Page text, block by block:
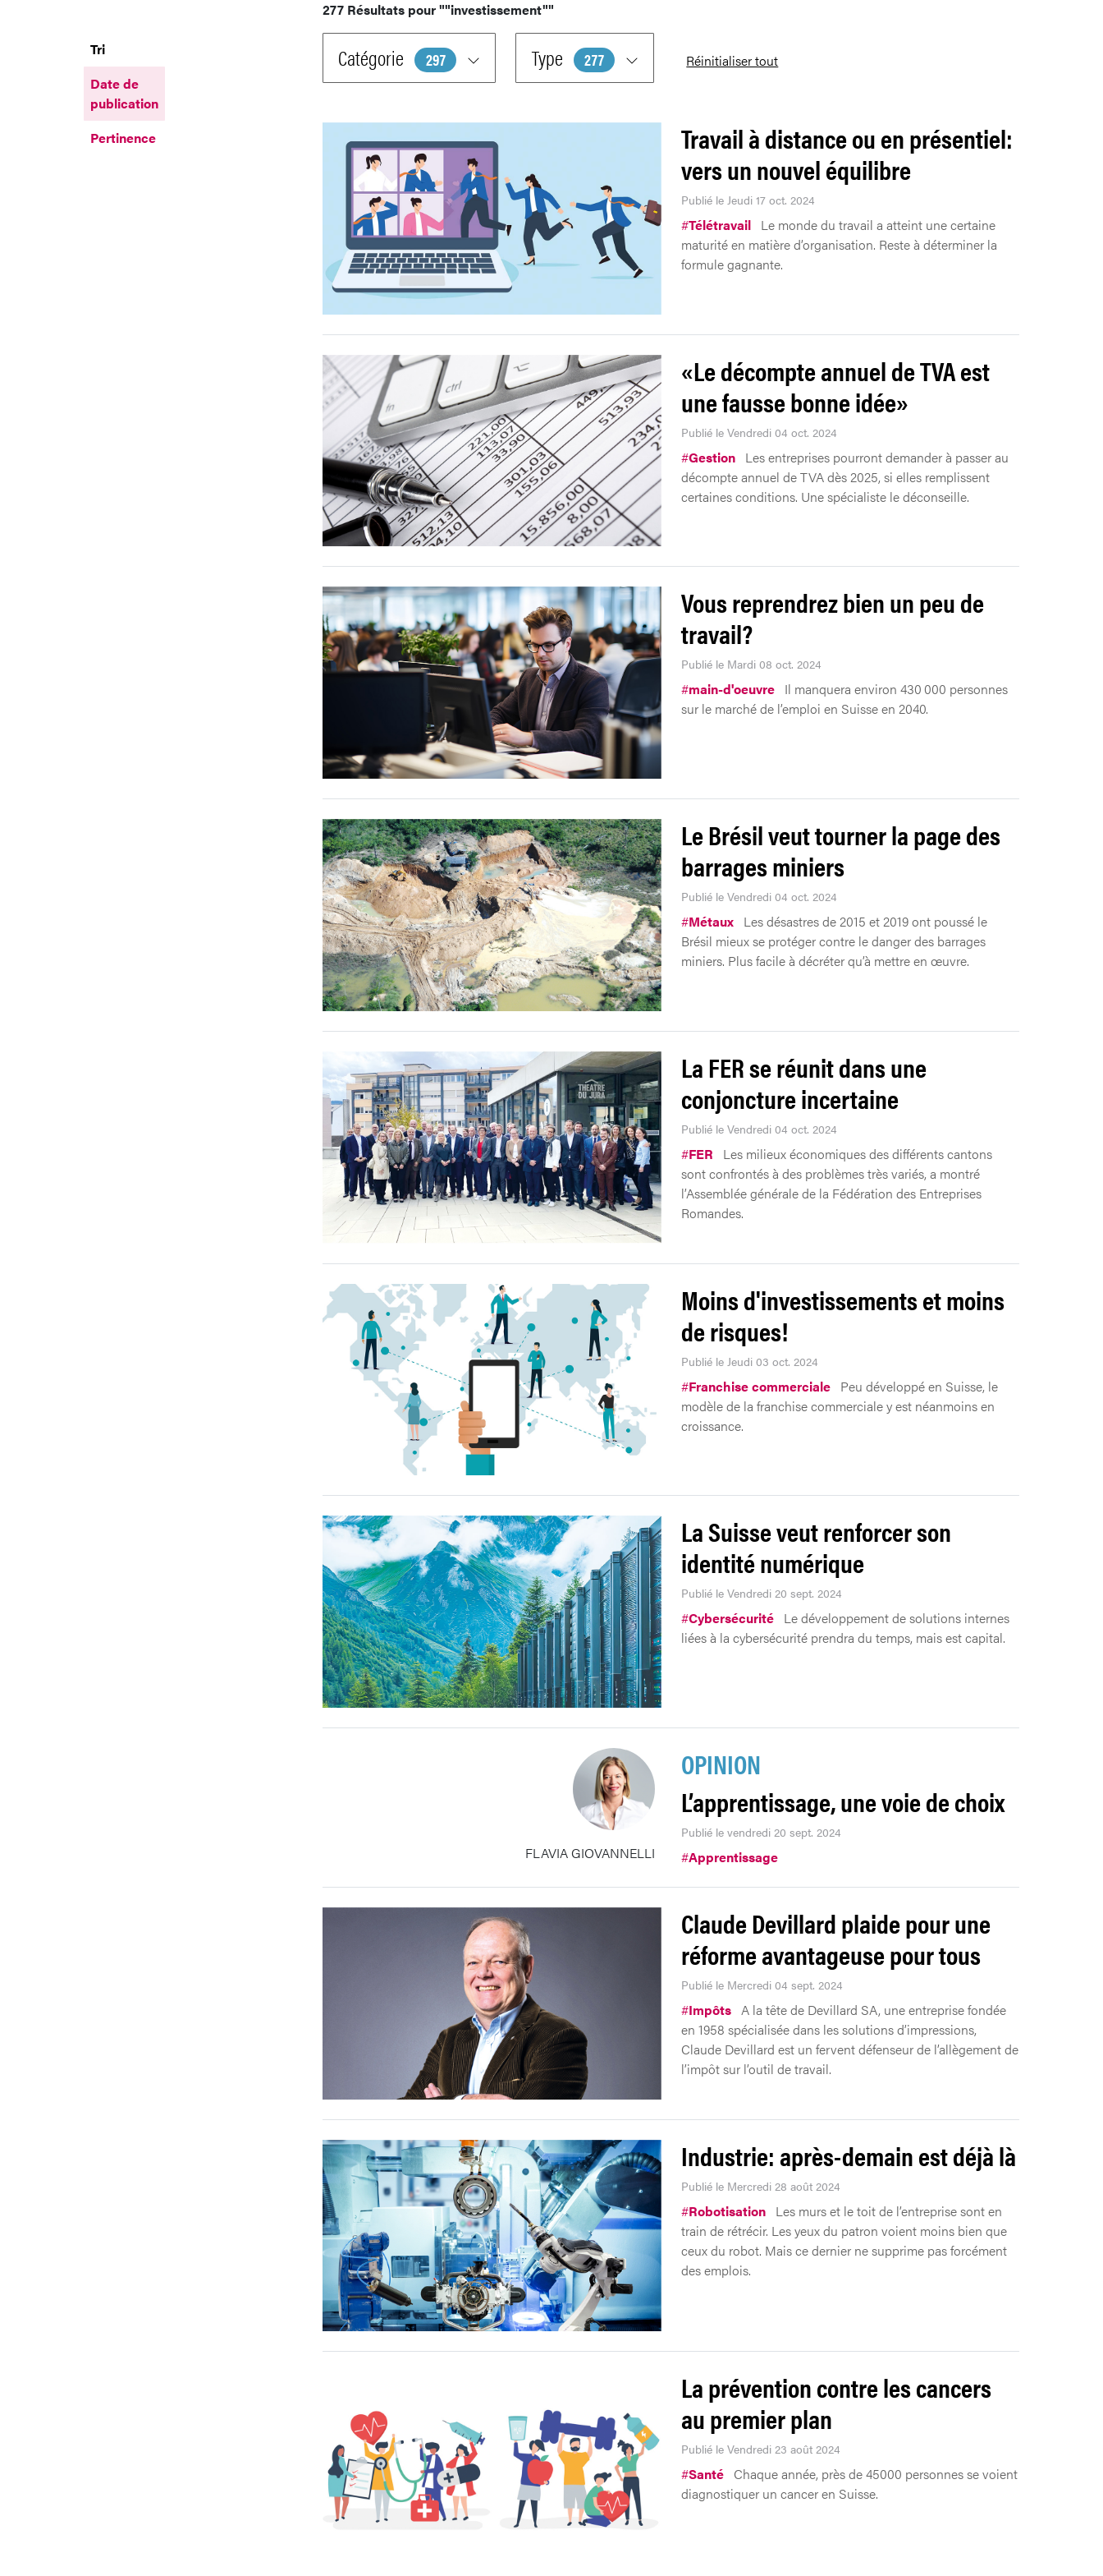
277 Résultats pour""investissement""
Tri
Date de
publication
Pertinence
Catégorie 297 Type 277 Réinitialiser tout
Travail à distance ou en présentiel:
vers un nouvel équilibre
Publié le Jeudi 17 oct. 2024
#Télétravail Le monde du travail a atteint une certaine
maturité en matière d’organisation. Reste à déterminer la
formule gagnante.
«Le décompte annuel de TVA est
une fausse bonne idée»
Publié le Vendredi 04 oct. 2024
#Gestion Les entreprises pourront demander à passer au
décompte annuel de TVA dès 2025, si elles remplissent
certaines conditions. Une spécialiste le déconseille.
Vous reprendrez bien un peu de
travail?
Publié le Mardi 08 oct. 2024
#main-d'oeuvre Il manquera environ 430 000 personnes
sur le marché de l’emploi en Suisse en 2040.
Le Brésil veut tourner la page des
barrages miniers
Publié le Vendredi 04 oct. 2024
#Métaux Les désastres de 2015 et 2019 ont poussé le
Brésil mieux se protéger contre le danger des barrages
miniers. Plus facile à décréter qu’à mettre en œuvre.
La FER se réunit dans une
conjoncture incertaine
Publié le Vendredi 04 oct. 2024
#FER
Les milieux économiques des différents cantons
sont confrontés à des problèmes très variés, a montré
l’Assemblée générale de la Fédération des Entreprises
Romandes.
Moins d'investissements et moins
de risques!
Publié le Jeudi 03 oct. 2024
#Franchise commerciale Peu développé en Suisse, le
modèle de la franchise commerciale y est néanmoins en
croissance.
La Suisse veut renforcer son
identité numérique
Publié le Vendredi 20 sept. 2024
#Cybersécurité Le développement de solutions internes
liées à la cybersécurité prendra du temps, mais est capital.
FLAVIA GIOVANNELLI
OPINION
L’apprentissage, une voie de choix
Publié le vendredi 20 sept. 2024
#Apprentissage
Claude Devillard plaide pour une
réforme avantageuse pour tous
Publié le Mercredi 04 sept. 2024
#Impôts A la tête de Devillard SA, une entreprise fondée
en 1958 spécialisée dans les solutions d’impressions,
Claude Devillard est un fervent défenseur de l’allègement de
l’impôt sur l’outil de travail.
Industrie: après-demain est déjà là
Publié le Mercredi 28 août 2024
#Robotisation Les murs et le toit de l’entreprise sont en
train de rétrécir. Les yeux du patron voient moins bien que
ceux du robot. Mais ce dernier ne supprime pas forcément
des emplois.
La prévention contre les cancers
au premier plan
Publié le Vendredi 23 août 2024
#Santé Chaque année, près de 45000 personnes se voient
diagnostiquer un cancer en Suisse.